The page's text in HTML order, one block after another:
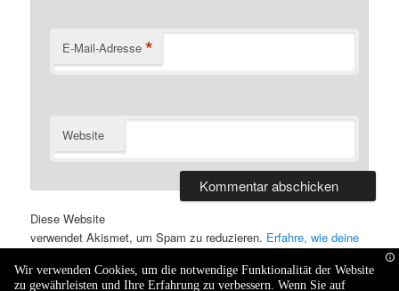
E-Mail-Adresse *
Website
Diese Website
verwendet Akismet, um Spam zu reduzieren. Erfahre, wie deine
Wir verwenden Cookies, um die notwendige Funktionalität der Website
zu gewährleisten und Ihre Erfahrung zu verbessern. Wenn Sie auf